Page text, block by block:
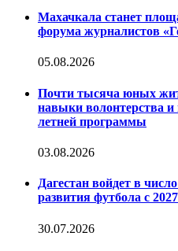
Махачкала станет
форума журналистов
05.08.2026
Почти тысяча юных
навыки волонтерства
летней программы
03.08.2026
Дагестан войдет в
развития футбола с
30.07.2026